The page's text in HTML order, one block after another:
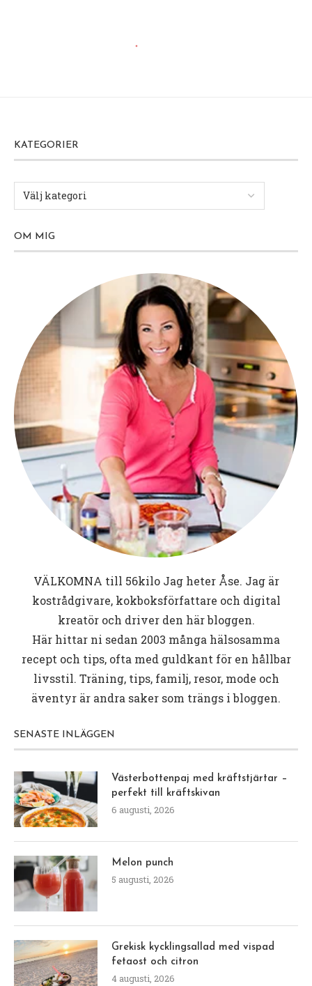
KATEGORIER
OM MIG
VÄLKOMNA till 56kiloJag heter Åse. Jag är
kostrådgivare, kokboksförfattare och digital
kreatör och driver den här bloggen.
Här hittar ni sedan 2003 många hälsosamma
recept och tips, ofta med guldkant för en hållbar
livsstil. Träning, tips, familj, resor, mode och
äventyr är andra saker som trängs i bloggen.
SENASTE INLÄGGEN
Västerbottenpaj med kräftstjärtar –
perfekt till kräftskivan
6 augusti, 2026
Melon punch
5 augusti, 2026
Grekisk kycklingsallad med vispad
fetaost och citron
4 augusti, 2026